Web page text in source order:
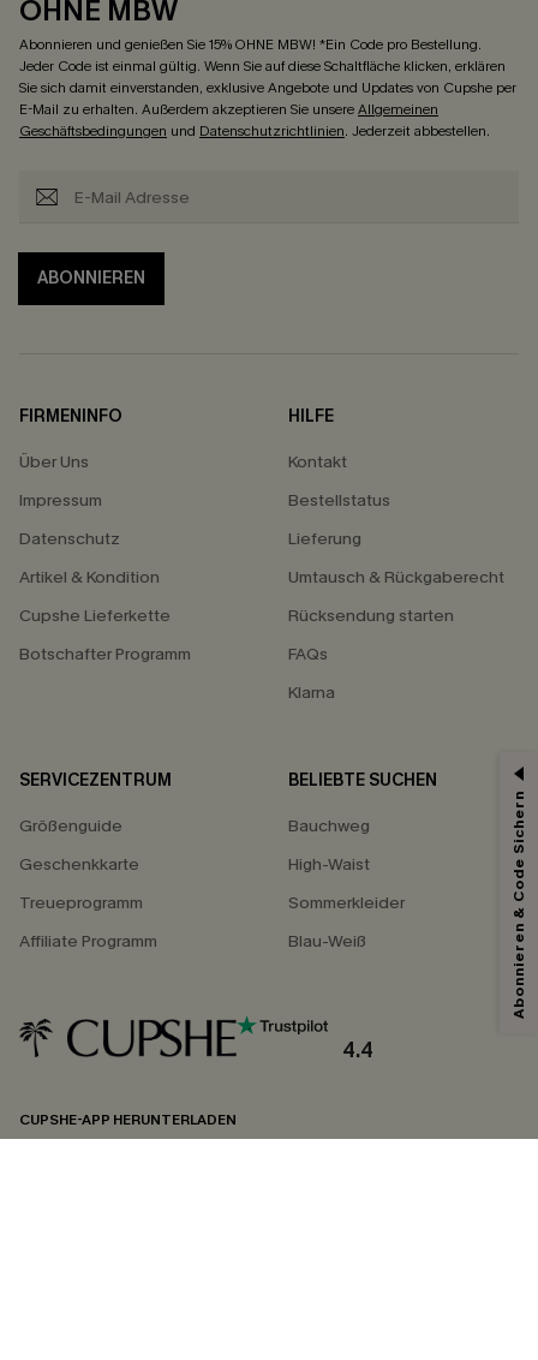
OHNE MBW
Abonnieren und genießen Sie 15% OHNE MBW! *Ein Code pro Bestellung.
Jeder Code ist einmal gültig. Wenn Sie auf diese Schaltfläche klicken, erklären
Sie sich damit einverstanden, exklusive Angebote und Updates von Cupshe per
E-Mail zu erhalten. Außerdem akzeptieren Sie unsereAllgemeinen
Geschäftsbedingungen und Datenschutzrichtlinien. Jederzeit abbestellen.
ABONNIEREN
FIRMENINFO
Über Uns
Impressum
Datenschutz
Artikel & Kondition
Cupshe Lieferkette
Botschafter Programm
HILFE
Kontakt
Bestellstatus
Lieferung
Umtausch & Rückgaberecht
Rücksendung starten
FAQs
Klarna
SERVICEZENTRUM
Größenguide
Geschenkkarte
Treueprogramm
Affiliate Programm
BELIEBTE SUCHEN
Bauchweg
High-Waist
Sommerkleider
Blau-Weiß
4.4
CUPSHE-APP HERUNTERLADEN
Abonnieren & Code Sichern